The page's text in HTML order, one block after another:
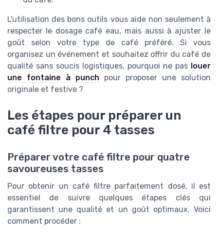
L'utilisation des bons outils vous aide non seulement à
respecter le dosage café eau, mais aussi à ajuster le
goût selon votre type de café préféré. Si vous
organisez un événement et souhaitez offrir du café de
qualité sans soucis logistiques, pourquoi ne pas louer
une fontaine à punch pour proposer une solution
originale et festive ?
Les étapes pour préparer un
café filtre pour 4 tasses
Préparer votre café filtre pour quatre
savoureuses tasses
Pour obtenir un café filtre parfaitement dosé, il est
essentiel de suivre quelques étapes clés qui
garantissent une qualité et un goût optimaux. Voici
comment procéder :